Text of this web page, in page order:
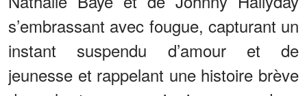
s’embrassant avec fougue, capturant un
instant suspendu d’amour et de
jeunesse et rappelant une histoire brève